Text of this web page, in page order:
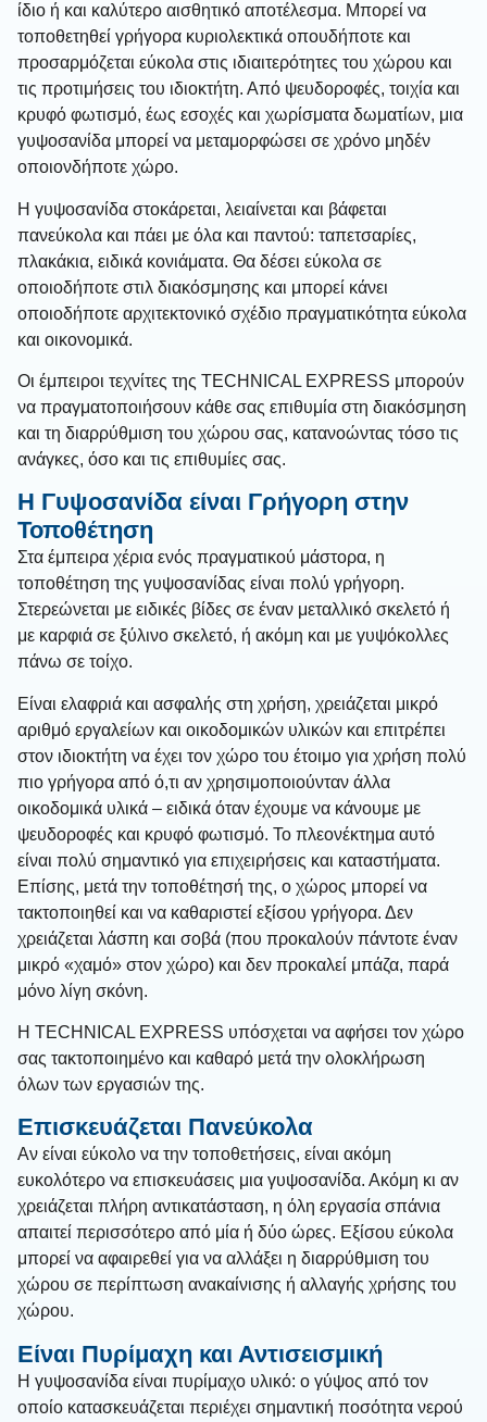
ίδιο ή και καλύτερο αισθητικό αποτέλεσμα. Μπορεί να
τοποθετηθεί γρήγορα κυριολεκτικά οπουδήποτε και
προσαρμόζεται εύκολα στις ιδιαιτερότητες του χώρου και
τις προτιμήσεις του ιδιοκτήτη. Από ψευδοροφές, τοιχία και
κρυφό φωτισμό, έως εσοχές και χωρίσματα δωματίων, μια
γυψοσανίδα μπορεί να μεταμορφώσει σε χρόνο μηδέν
οποιονδήποτε χώρο.
Η γυψοσανίδα στοκάρεται, λειαίνεται και βάφεται
πανεύκολα και πάει με όλα και παντού: ταπετσαρίες,
πλακάκια, ειδικά κονιάματα. Θα δέσει εύκολα σε
οποιοδήποτε στιλ διακόσμησης και μπορεί κάνει
οποιοδήποτε αρχιτεκτονικό σχέδιο πραγματικότητα εύκολα
και οικονομικά.
Οι έμπειροι τεχνίτες της TECHNICAL EXPRESS μπορούν
να πραγματοποιήσουν κάθε σας επιθυμία στη διακόσμηση
και τη διαρρύθμιση του χώρου σας, κατανοώντας τόσο τις
ανάγκες, όσο και τις επιθυμίες σας.
Η Γυψοσανίδα είναι Γρήγορη στην
Τοποθέτηση
Στα έμπειρα χέρια ενός πραγματικού μάστορα, η
τοποθέτηση της γυψοσανίδας είναι πολύ γρήγορη.
Στερεώνεται με ειδικές βίδες σε έναν μεταλλικό σκελετό ή
με καρφιά σε ξύλινο σκελετό, ή ακόμη και με γυψόκολλες
πάνω σε τοίχο.
Είναι ελαφριά και ασφαλής στη χρήση, χρειάζεται μικρό
αριθμό εργαλείων και οικοδομικών υλικών και επιτρέπει
στον ιδιοκτήτη να έχει τον χώρο του έτοιμο για χρήση πολύ
πιο γρήγορα από ό,τι αν χρησιμοποιούνταν άλλα
οικοδομικά υλικά – ειδικά όταν έχουμε να κάνουμε με
ψευδοροφές και κρυφό φωτισμό. Το πλεονέκτημα αυτό
είναι πολύ σημαντικό για επιχειρήσεις και καταστήματα.
Επίσης, μετά την τοποθέτησή της, ο χώρος μπορεί να
τακτοποιηθεί και να καθαριστεί εξίσου γρήγορα. Δεν
χρειάζεται λάσπη και σοβά (που προκαλούν πάντοτε έναν
μικρό «χαμό» στον χώρο) και δεν προκαλεί μπάζα, παρά
μόνο λίγη σκόνη.
H TECHNICAL EXPRESS υπόσχεται να αφήσει τον χώρο
σας τακτοποιημένο και καθαρό μετά την ολοκλήρωση
όλων των εργασιών της.
Επισκευάζεται Πανεύκολα
Αν είναι εύκολο να την τοποθετήσεις, είναι ακόμη
ευκολότερο να επισκευάσεις μια γυψοσανίδα. Ακόμη κι αν
χρειάζεται πλήρη αντικατάσταση, η όλη εργασία σπάνια
απαιτεί περισσότερο από μία ή δύο ώρες. Εξίσου εύκολα
μπορεί να αφαιρεθεί για να αλλάξει η διαρρύθμιση του
χώρου σε περίπτωση ανακαίνισης ή αλλαγής χρήσης του
χώρου.
Είναι Πυρίμαχη και Αντισεισμική
Η γυψοσανίδα είναι πυρίμαχο υλικό: ο γύψος από τον
οποίο κατασκευάζεται περιέχει σημαντική ποσότητα νερού